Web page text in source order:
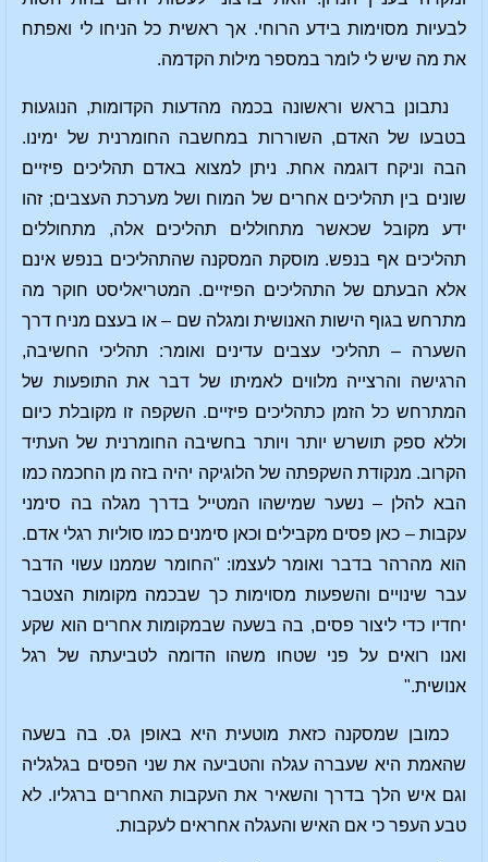
לבעיות מסוימות בידע הרוחי. אך ראשית כל הניחו לי ואפתח
את מה שיש לי לומר במספר מילות הקדמה.
נתבונן בראש וראשונה בכמה מהדעות הקדומות, הנוגעות
בטבעו של האדם, השוררות במחשבה החומרנית של ימינו.
הבה וניקח דוגמה אחת. ניתן למצוא באדם תהליכים פיזיים
שונים בין תהליכים אחרים של המוח ושל מערכת העצבים; זהו
ידע מקובל שכאשר מתחוללים תהליכים אלה, מתחוללים
תהליכים אף בנפש. מוסקת המסקנה שהתהליכים בנפש אינם
אלא הבעתם של התהליכים הפיזיים. המטריאליסט חוקר מה
מתרחש בגוף הישות האנושית ומגלה שם – או בעצם מניח דרך
השערה – תהליכי עצבים עדינים ואומר: תהליכי החשיבה,
הרגישה והרצייה מלווים לאמיתו של דבר את התופעות של
המתרחש כל הזמן כתהליכים פיזיים. השקפה זו מקובלת כיום
וללא ספק תושרש יותר ויותר בחשיבה החומרנית של העתיד
הקרוב. מנקודת השקפתה של הלוגיקה יהיה בזה מן החכמה כמו
הבא להלן – נשער שמישהו המטייל בדרך מגלה בה סימני
עקבות – כאן פסים מקבילים וכאן סימנים כמו סוליות רגלי אדם.
הוא מהרהר בדבר ואומר לעצמו: "החומר שממנו עשוי הדבר
עבר שינויים והשפעות מסוימות כך שבכמה מקומות הצטבר
יחדיו כדי ליצור פסים, בה בשעה שבמקומות אחרים הוא שקע
ואנו רואים על פני שטחו משהו הדומה לטביעתה של רגל
אנושית."
כמובן שמסקנה כזאת מוטעית היא באופן גס. בה בשעה
שהאמת היא שעברה עגלה והטביעה את שני הפסים בגלגליה
וגם איש הלך בדרך והשאיר את העקבות האחרים ברגליו. לא
טבע העפר כי אם האיש והעגלה אחראים לעקבות.